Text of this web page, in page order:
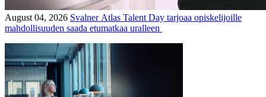
August 04, 2026 Svalner Atlas Talent Day tarjoaa opiskelijoille
mahdollisuuden saada etumatkaa uralleen